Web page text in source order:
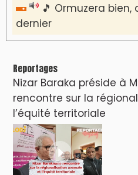
🎵 Ormuzera
dernier
Reportages
Nizar Baraka préside à
rencontre sur la
l’équité territoriale